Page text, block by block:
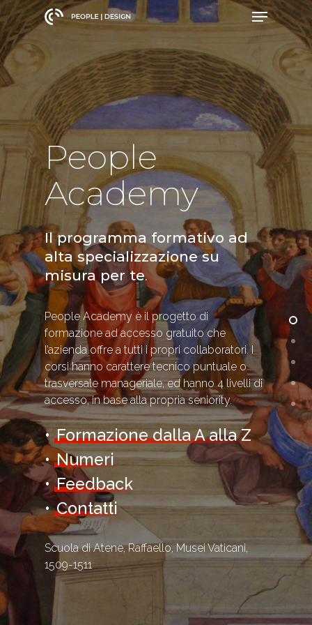
Skip
to
main
content
Menu
People
Academy
Il programma formativo ad
alta specializzazione su
misura per te.
People Academy è il progetto di
formazione ad accesso gratuito che
l’azienda offre a tutti i propri collaboratori. I
corsi hanno carattere tecnico puntuale o
trasversale manageriale, ed hanno 4 livelli di
accesso, in base alla propria seniority.
•Formazione dalla A alla Z
•Numeri
•Feedback
•Contatti
Scuola di Atene, Raffaello, Musei Vaticani,
1509-1511